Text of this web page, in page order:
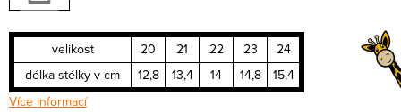
velikost 20 21 22 23
24
délka stélky v cm
12,8 13,4 14 14,8
15,4
Více informací